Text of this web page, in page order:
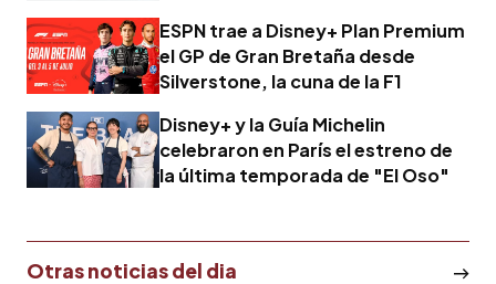
ESPN trae a Disney+ Plan Premium
el GP de Gran Bretaña desde
Silverstone, la cuna de la F1
Disney+ y la Guía Michelin
celebraron en París el estreno de
la última temporada de "El Oso"
Otras noticias del dia